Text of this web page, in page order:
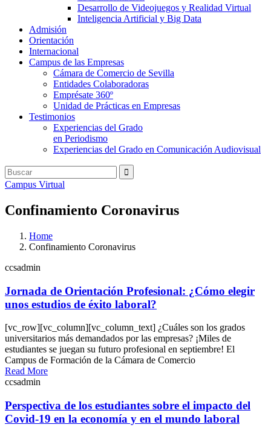
Desarrollo de Videojuegos y Realidad Virtual
Inteligencia Artificial y Big Data
Admisión
Orientación
Internacional
Campus de las Empresas
Cámara de Comercio de Sevilla
Entidades Colaboradoras
Emprésate 360º
Unidad de Prácticas en Empresas
Testimonios
Experiencias del Grado
en Periodismo
Experiencias del Grado en Comunicación Audiovisual
Campus Virtual
Confinamiento Coronavirus
Home
Confinamiento Coronavirus
ccsadmin
Jornada de Orientación Profesional: ¿Cómo elegir
unos estudios de éxito laboral?
[vc_row][vc_column][vc_column_text] ¿Cuáles son los grados
universitarios más demandados por las empresas? ¡Miles de
estudiantes se juegan su futuro profesional en septiembre! El
Campus de Formación de la Cámara de Comercio
Read More
ccsadmin
Perspectiva de los estudiantes sobre el impacto del
Covid-19 en la economía y en el mundo laboral